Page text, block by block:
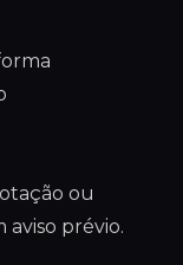
ou
aviso prévio.